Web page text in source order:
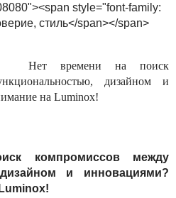
style="font-family:
стиль</span></span>
Нет времени на поиск
дизайном и
на Luminox!
компромиссов между
и инновациями?